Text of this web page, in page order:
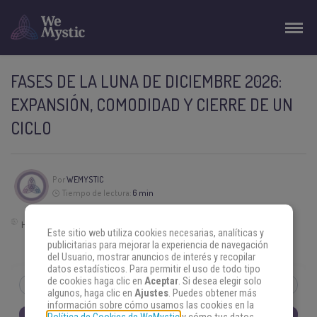
FASES DE LA LUNA DE DICIEMBRE 2026:
EXPANSIÓN, COMODIDAD Y CIERRE DE UN
CICLO
PorWEMYSTIC
Tiempo de lectura: 6 min
Hora de Buenos Aires | Argentina (GMT -3)
Noviembre DICIEMBRE 2026 Enero
Lunes Martes Miércoles Jueves Viernes Sábado
Este sitio web utiliza cookies necesarias, analíticas y
publicitarias para mejorar la experiencia de navegación
del Usuario, mostrar anuncios de interés y recopilar
datos estadísticos. Para permitir el uso de todo tipo
de cookies haga clic en Aceptar. Si desea elegir solo
algunos, haga clic en Ajustes. Puedes obtener más
información sobre cómo usamos las cookies en la